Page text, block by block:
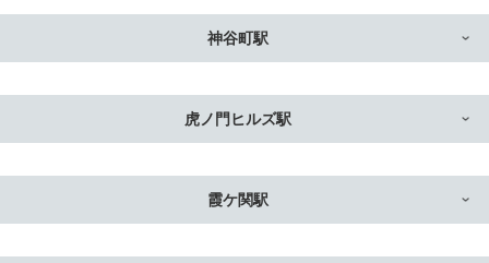
神谷町駅
虎ノ門ヒルズ駅
霞ケ関駅